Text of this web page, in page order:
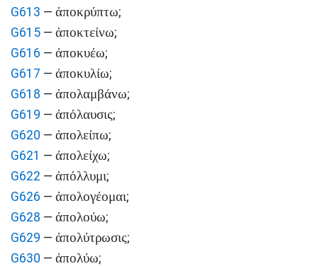
G613 — ἀποκρύπτω;
G615 — ἀποκτείνω;
G616 — ἀποκυέω;
G617 — ἀποκυλίω;
G618 — ἀπολαμβάνω;
G619 — ἀπόλαυσις;
G620 — ἀπολείπω;
G621 — ἀπολείχω;
G622 — ἀπόλλυμι;
G626 — ἀπολογέομαι;
G628 — ἀπολούω;
G629 — ἀπολύτρωσις;
G630 — ἀπολύω;